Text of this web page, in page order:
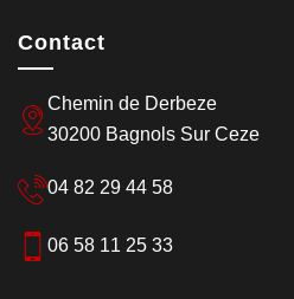
Contact
Chemin de Derbeze
30200 Bagnols Sur Ceze
04 82 29 44 58
06 58 11 25 33